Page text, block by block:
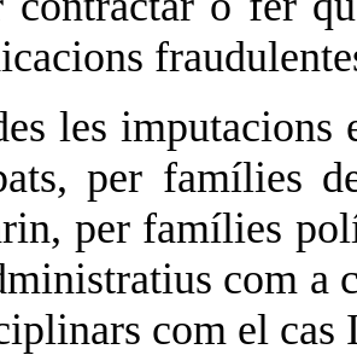
les imputacions
per famílies
per famílies
com a
com el cas